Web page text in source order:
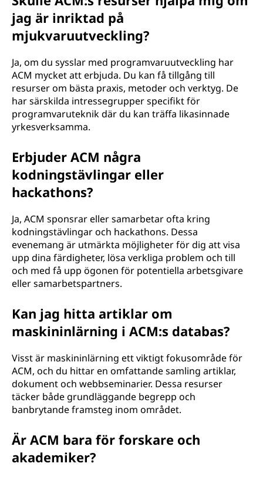
jag är inriktad på
mjukvaruutveckling?
Ja, om du sysslar med programvaruutveckling har
ACM mycket att erbjuda. Du kan få tillgång till
resurser om bästa praxis, metoder och verktyg. De
har särskilda intressegrupper specifikt för
programvaruteknik där du kan träffa likasinnade
yrkesverksamma.
Erbjuder ACM några
kodningstävlingar eller
hackathons?
Ja, ACM sponsrar eller samarbetar ofta kring
kodningstävlingar och hackathons. Dessa
evenemang är utmärkta möjligheter för dig att visa
upp dina färdigheter, lösa verkliga problem och till
och med få upp ögonen för potentiella arbetsgivare
eller samarbetspartners.
Kan jag hitta artiklar om
maskininlärning i ACM:s databas?
Visst är maskininlärning ett viktigt fokusområde för
ACM, och du hittar en omfattande samling artiklar,
dokument och webbseminarier. Dessa resurser
täcker både grundläggande begrepp och
banbrytande framsteg inom området.
Är ACM bara för forskare och
akademiker?